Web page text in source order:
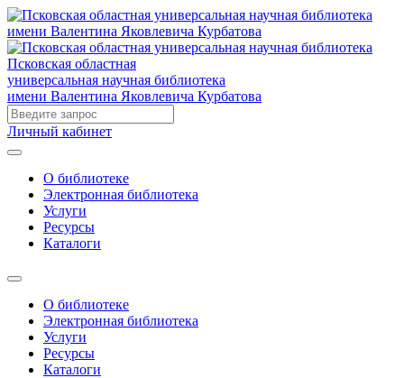
Псковская областная
универсальная научная библиотека
имени Валентина Яковлевича Курбатова
Личный кабинет
О библиотеке
Электронная библиотека
Услуги
Ресурсы
Каталоги
О библиотеке
Электронная библиотека
Услуги
Ресурсы
Каталоги